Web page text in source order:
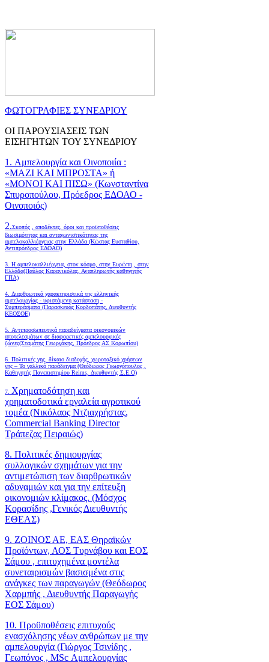
ΦΩΤΟΓΡΑΦΙΕΣ ΣΥΝΕΔΡΙΟΥ
ΟΙ ΠΑΡΟΥΣΙΑΣΕΙΣ ΤΩΝ
ΕΙΣΗΓΗΤΩΝ ΤΟΥ ΣΥΝΕΔΡΙΟΥ
1. Αμπελουργία και Οινοποιία :
«ΜΑΖΙ ΚΑΙ ΜΠΡΟΣΤΑ» ή
«ΜΟΝΟΙ ΚΑΙ ΠΙΣΩ» (Κωνσταντίνα
Σπυροπούλου, Πρόεδρος ΕΔΟΑΟ -
Οινοποιός)
2.Σκοπός , αποδέκτες, όροι και προϋποθέσεις
βιωσιμότητας και ανταγωνιστικότητας της
αμπελοκαλλιέργειας στην Ελλάδα (Κώστας Ευσταθίου,
Αντιπρόεδρος ΕΔΟΑΟ)
3. Η αμπελοκαλλιέργεια, στον κόσμο, στην Ευρώπη , στην
Ελλάδα(Παύλος Καρανικόλας, Αναπληρωτής καθηγητής
ΓΠΑ)
4. Διαρθρωτικά χαρακτηριστικά της ελληνικής
αμπελουργίας - υφιστάμενη κατάσταση -
Συμπεράσματα (Παρασκευάς Κορδοπάτης, Διευθυντής
ΚΕΟΣΟΕ)
5. Αντιπροσωπευτικά παραδείγματα οικονομικών
αποτελεσμάτων σε διαφορετικές αμπελουργικές
ζώνες(Σταμάτης Γεωργάκης, Πρόεδρος ΑΣ Κορωπίου)
6. Πολιτικές γης, δίκαιο διαδοχής, χωροταξικό χρήσεων
γης – Το γαλλικό παράδειγμα (Θεόδωρος Γεωργόπουλος ,
Καθηγητής Πανεπιστημίου Reims, Διευθυντής Σ.Ε.Ο)
7. Χρηματοδότηση και
χρηματοδοτικά εργαλεία αγροτικού
τομέα (Νικόλαος Ντζιαχρήστας,
Commercial Banking Director
Τράπεζας Πειραιώς)
8. Πολιτικές δημιουργίας
συλλογικών σχημάτων για την
αντιμετώπιση των διαρθρωτικών
αδυναμιών και για την επίτευξη
οικονομιών κλίμακος. (Μόσχος
Κορασίδης ,Γενικός Διευθυντής
ΕΘΕΑΣ)
9. ΖΟΙΝΟΣ ΑΕ, ΕΑΣ Θηραϊκών
Προϊόντων, ΑΟΣ Τυρνάβου και ΕΟΣ
Σάμου , επιτυχημένα μοντέλα
συνεταιρισμών βασισμένα στις
ανάγκες των παραγωγών (Θεόδωρος
Χαρμπής , Διευθυντής Παραγωγής
ΕΟΣ Σάμου)
10. Προϋποθέσεις επιτυχούς
ενασχόλησης νέων ανθρώπων με την
αμπελουργία (Γιώργος Τσινίδης ,
Γεωπόνος , MSc Αμπελουργίας